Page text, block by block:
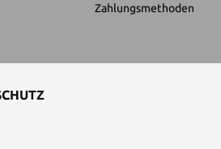
Zahlungsmethoden